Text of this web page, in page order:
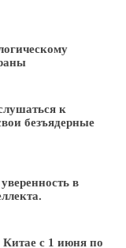
к
безъядерные
в
с 1 июня по